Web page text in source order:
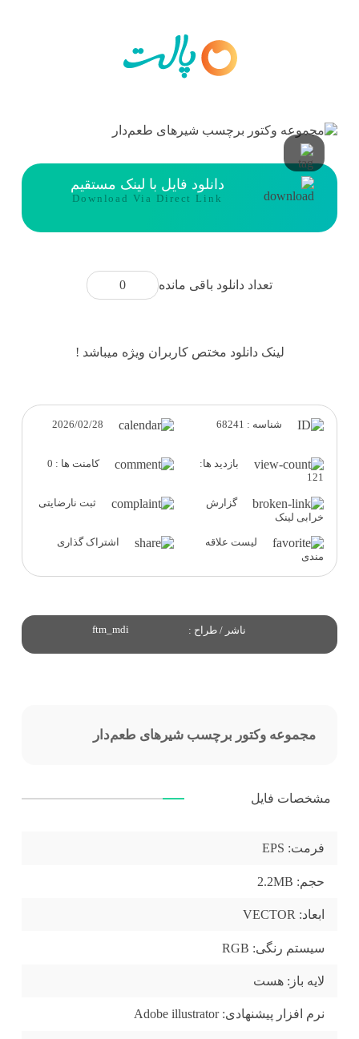
دانلود فایل با لینک مستقیم
Download Via Direct Link
تعداد دانلود باقی مانده 0
لینک دانلود مختص کاربران ویژه میباشد !
شناسه : 68241
بازدید ها:
121
کامنت ها : 0
گزارش
خرابی لینک
ثبت نارضایتی
لیست علاقه
مندی
اشتراک گذاری
ناشر / طراح : ftm_mdi
مجموعه وکتور برچسب شیرهای طعم‌دار
مشخصات فایل
فرمت:
حجم:
ابعاد:
سیستم رنگی:
لایه باز: هست
نرم افزار پیشنهادی: Adobe illustrator